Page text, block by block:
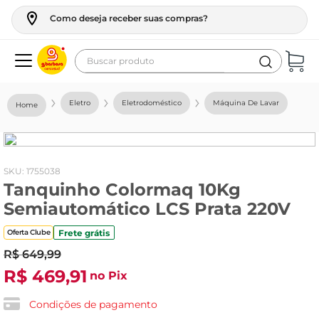
Como deseja receber suas compras?
Buscar produto
Eletro Eletrodoméstico Máquina De Lavar
: 1755038
Tanquinho Colormaq 10Kg
Semiautomático LCS Prata 220V
Oferta Clube Frete grátis
R$ 649,99
R$ 469,91 no Pix
Condições de pagamento
geladeira
fogao
café
cerveja
frango
leite
leite pó